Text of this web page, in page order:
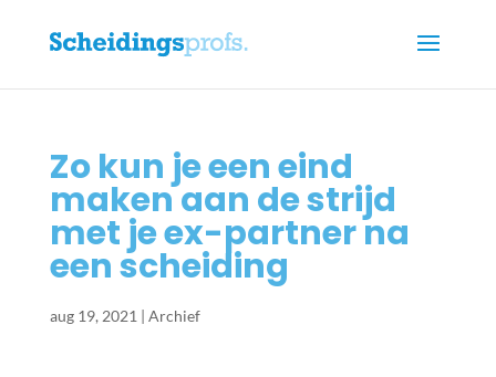
Zo kun je een eind
maken aan de strijd
met je ex-partner na
een scheiding
aug 19, 2021 | Archief